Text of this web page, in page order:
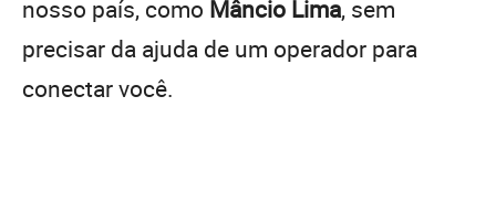
nosso país, como Mâncio Lima, sem
precisar da ajuda de um operador para
conectar você.